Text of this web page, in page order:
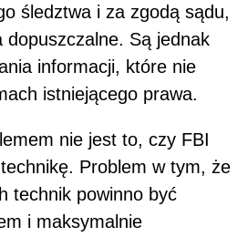
śledztwa i za zgodą sądu,
dopuszczalne. Są jednak
informacji, które nie
istniejącego prawa.
nie jest to, czy FBI
Problem w tym, że
technik powinno być
i maksymalnie